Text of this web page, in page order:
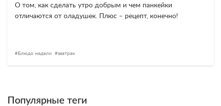
О том, как сделать утро добрым и чем панкейки
отличаются от оладушек. Плюс – рецепт, конечно!
Блюдо недели завтрак
Популярные теги